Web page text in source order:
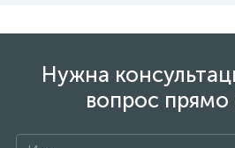
Нужна
вопрос прямо